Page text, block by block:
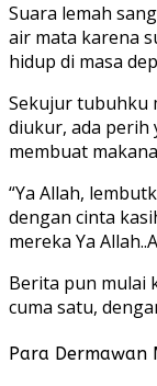
Suara lemah
air mata karena
hidup di masa
Sekujur tubuhku
diukur, ada perih
membuat
“Ya Allah,
dengan cinta
mereka Ya
Berita pun mulai
cuma satu,
Para Dermawan